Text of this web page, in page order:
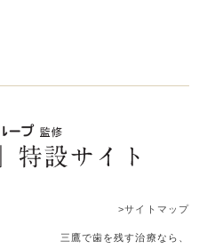
>サイトマップ
三鷹で歯を残す治療なら、